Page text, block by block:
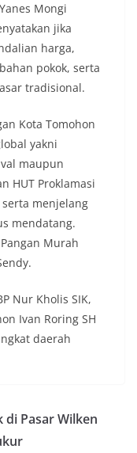
Mongi
jika
harga,
pokok, serta
tradisional.
Kota Tomohon
yakni
maupun
HUT Proklamasi
serta menjelang
mendatang.
Murah
Nur Kholis SIK,
Ivan Roring SH
daerah
di Pasar Wilken